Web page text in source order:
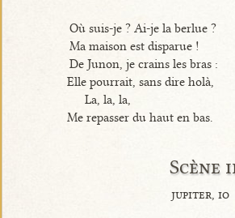
Où suis-je ? Ai-je la berlue ?
Ma maison est disparue !
De Junon, je crains les bras :
Elle pourrait, sans dire holà,
La, la, la,
Me repasser du haut en bas.
Scène
jupiter, io